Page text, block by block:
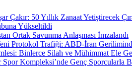
Çakır: 50 Yıllık Zanaat Yetiştirecek
Yükseltildi
Ortak Savunma Anlaşması İmzalandı
Protokol Trafiği: ABD-İran
Binlerce Silah ve Mühimmat Ele
Kompleksi’nde Genç Sporcularla